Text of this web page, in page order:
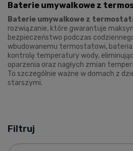
Baterie umywalkowe z
Baterie umywalkowe z
rozwiązanie, które gwarantuje
bezpieczeństwo podczas
wbudowanemu termostatowi,
kontrolę temperatury wody,
oparzenia oraz nagłych zmian
To szczególnie ważne w domach z
starszymi.
Filtruj